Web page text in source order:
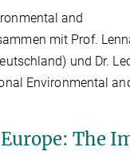
and
mit Prof.
und Dr.
Environmental
The